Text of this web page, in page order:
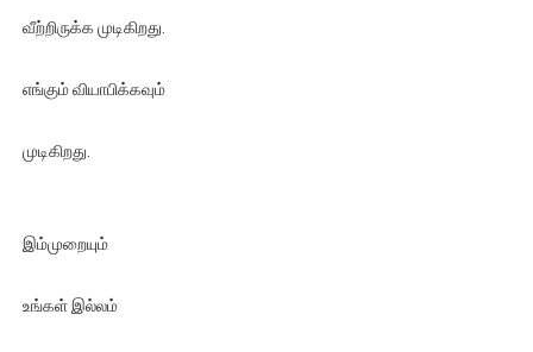
வீற்றிருக்க முடிகிறது.
எங்கும் வியாபிக்கவும்
முடிகிறது.
இம்முறையும்
உங்கள் இல்லம்